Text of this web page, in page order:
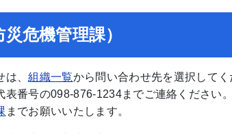
危機管理課）
は、組織一覧から問い合わせ先を選択してく
番号の098-876-1234までご連絡ください。
までお願いいたします。